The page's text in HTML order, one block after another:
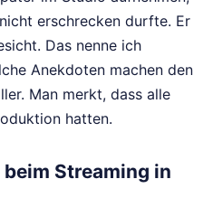
erschrecken durfte. Er
Das nenne ich
Anekdoten machen den
Man merkt, dass alle
hatten.
Streaming in